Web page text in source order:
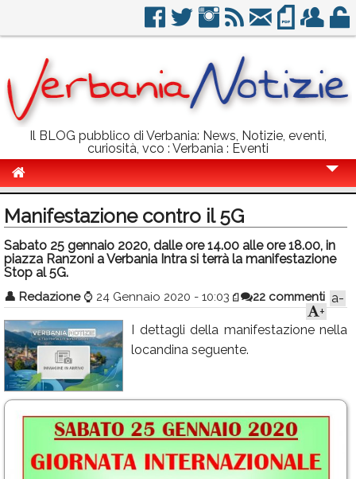
Il BLOG pubblico di Verbania: News, Notizie, eventi,
curiosità, vco : Verbania : Eventi
Politica
Sport
Eventi
Info Utili
Rubriche
Calendario
Manifestazione contro il 5G
Sabato 25 gennaio 2020, dalle ore 14.00 alle ore 18.00, in
piazza Ranzoni a Verbania Intra si terrà la manifestazione
Stop al 5G.
👤 Redazione ⌚ 24 Gennaio 2020 - 10:03 22 commenti a-
+
I dettagli della manifestazione nella
locandina seguente.